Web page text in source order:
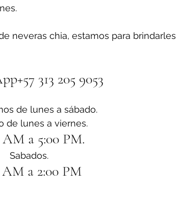
neveras chia, estamos para
313 205 9053
de lunes a sábado.
de lunes a viernes.
a 5:00 PM.
Sabados.
a 2:00 PM